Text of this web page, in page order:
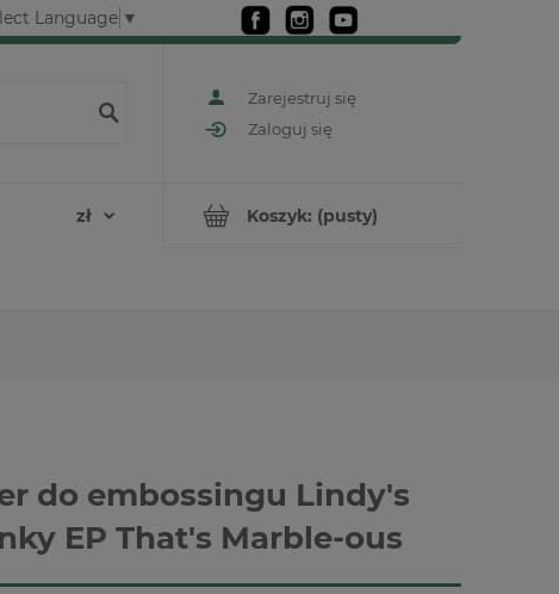
Language ▼
Zarejestruj się
Zaloguj się
Koszyk: (pusty)
do embossingu Lindy's
EP That's Marble-ous